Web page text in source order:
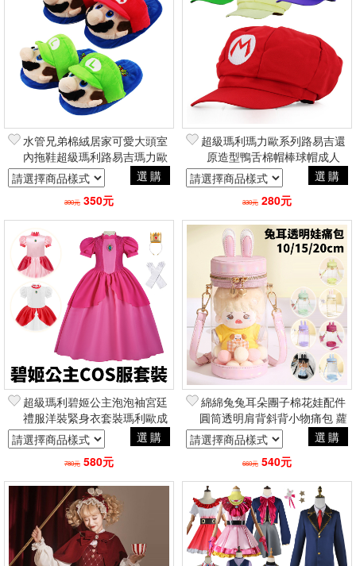
水管兄弟棉絨居家可愛大頭室
內拖鞋超級瑪利路易吉瑪力歐
系列 聖誕節動漫電玩二次元
日常創意周邊
選購
390元 350元
超級瑪利瑪力歐系列路易吉還
原造型鴨舌棉帽棒球帽成人
款 聖誕節動漫電玩二次元日
常創意周邊
選購
330元 280元
超級瑪利碧姬公主泡泡袖宮廷
禮服洋裝緊身衣套裝瑪利歐成
人兒童 萬聖節二次元角色扮演
Cosplay動漫
選購
780元 580元
綿綿兔兔耳朵團子棉花娃配件
圓筒透明肩背斜背小物痛包 蘿
莉塔2.5次元軟妹夢幻童話風
選購
660元 540元